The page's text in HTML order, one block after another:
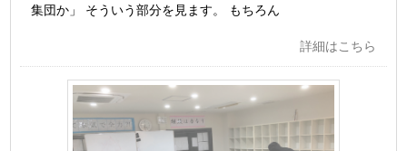
集団か」 そういう部分を見ます。 もちろん
詳細はこちら